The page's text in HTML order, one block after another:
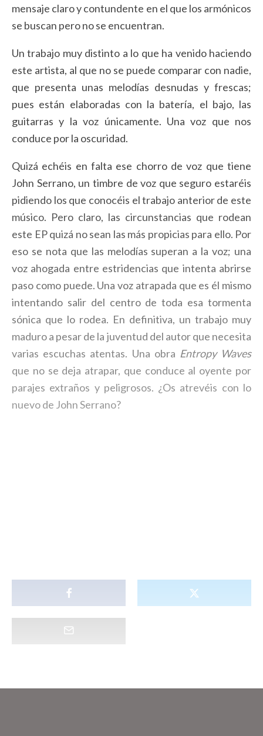
mensaje claro y contundente en el que los armónicos
se buscan pero no se encuentran.
Un trabajo muy distinto a lo que ha venido haciendo
este artista, al que no se puede comparar con nadie,
que presenta unas melodías desnudas y frescas;
pues están elaboradas con la batería, el bajo, las
guitarras y la voz únicamente. Una voz que nos
conduce por la oscuridad.
Quizá echéis en falta ese chorro de voz que tiene
John Serrano, un timbre de voz que seguro estaréis
pidiendo los que conocéis el trabajo anterior de este
músico. Pero claro, las circunstancias que rodean
este EP quizá no sean las más propicias para ello. Por
eso se nota que las melodías superan a la voz; una
voz ahogada entre estridencias que intenta abrirse
paso como puede. Una voz atrapada que es él mismo
intentando salir del centro de toda esa tormenta
sónica que lo rodea. En definitiva, un trabajo muy
maduro a pesar de la juventud del autor que necesita
varias escuchas atentas. Una obra Entropy Waves
que no se deja atrapar, que conduce al oyente por
parajes extraños y peligrosos. ¿Os atrevéis con lo
nuevo de John Serrano?